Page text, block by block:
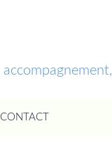
CONTACT